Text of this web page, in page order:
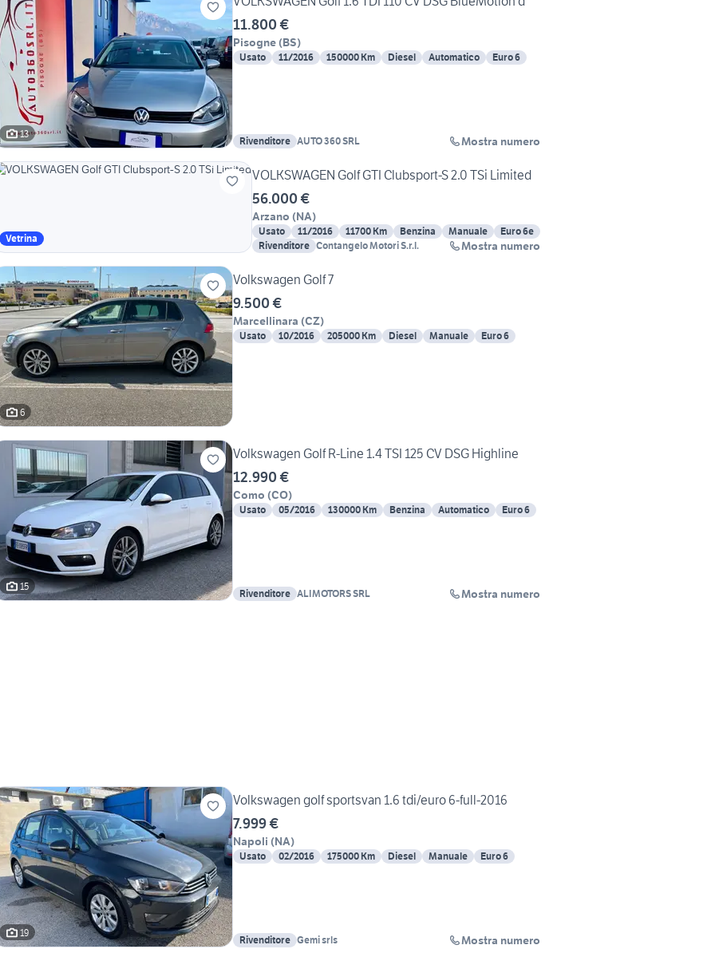
13
11.800 €
Pisogne (BS)
Usato 11/2016 150000 Km Diesel Automatico Euro 6
Rivenditore AUTO 360 SRL Mostra numero
Vetrina
VOLKSWAGEN Golf GTI Clubsport-S 2.0 TSi Limited
56.000 €
Arzano (NA)
Usato 11/2016 11700 Km Benzina Manuale
Euro 6e
Rivenditore Contangelo Motori S.r.l. Mostra numero
6
Volkswagen Golf 7
9.500 €
Marcellinara (CZ)
Usato 10/2016 205000 Km Diesel Manuale Euro 6
15
Volkswagen Golf R-Line 1.4 TSI 125 CV DSG Highline
12.990 €
Como (CO)
Usato 05/2016 130000 Km Benzina Automatico Euro 6
Rivenditore ALIMOTORS SRL Mostra numero
19
Volkswagen golf sportsvan 1.6 tdi/euro 6-full-2016
7.999 €
Napoli (NA)
Usato 02/2016 175000 Km Diesel Manuale Euro 6
Rivenditore Gemi srls Mostra numero